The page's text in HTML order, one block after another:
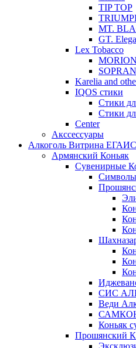
TIP TOP
MT.
GT.
Lex Tobacco
MORION
Karelia and
IQOS стики
Стики
Стики
Сenter
Акссессуары
Алкоголь Витрина
Армянский Коньяк
Сувенирные
Символы
СИС
Веди
САМКОН
Коньяк
Прошянский